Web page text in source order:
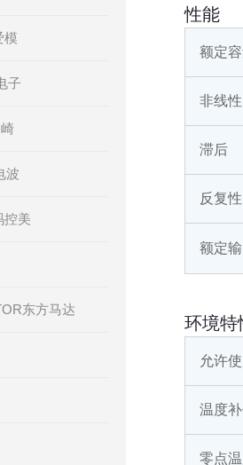
模
子
波
控美
东方马达
性能
额定
非线性
滞后
反复性
额定
环境特
允许
温度
零点